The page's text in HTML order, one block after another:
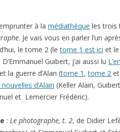
emprunter à la médiathèque les trois
. Je vais vous en parler l’un
le tome 2 (letome 1 est ici et
D’Emmanuel Guibert, j’ai aussi lu
et la guerre d’Alan (tome 1 ,tome 2
d’Alain (Keller Alain, Guibert
et Lemercier Frédéric).
: Le photographe, t. 2, de Didier